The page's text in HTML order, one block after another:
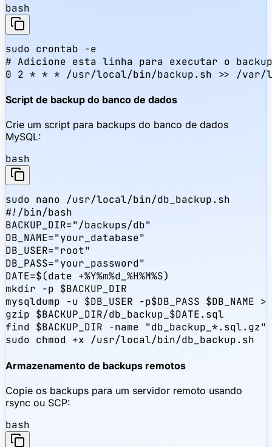
bash
sudo crontab -e
# Adicione esta linha para executar o
0 2 * * * /usr/local/bin/backup.sh >> /var/
Script de backup do banco de dados
Crie um script para backups do banco de dados
MySQL:
bash
sudo nano /usr/local/bin/db_backup.sh
#!/bin/bash
BACKUP_DIR="/backups/db"
DB_NAME="your_database"
DB_USER="root"
DB_PASS="your_password"
DATE=$(date +%Y%m%d_%H%M%S)
mkdir -p $BACKUP_DIR
mysqldump -u $DB_USER -p$DB_PASS $DB_NAME
gzip $BACKUP_DIR/db_backup_$DATE.sql
find $BACKUP_DIR -name
sudo chmod +x /usr/local/bin/db_backup.sh
Armazenamento de backups remotos
Copie os backups para um servidor remoto usando
rsync ou SCP:
bash